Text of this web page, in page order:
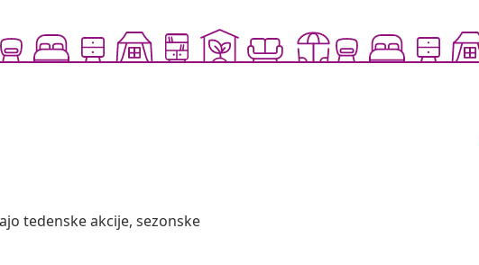
tedenske akcije, sezonske